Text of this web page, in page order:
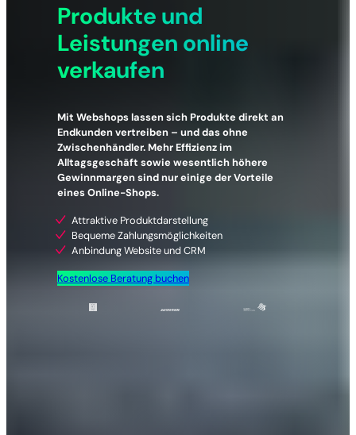
Produkte und
Leistungen online
verkaufen
Mit Webshops lassen sich Produkte direkt an
Endkunden vertreiben – und das ohne
Zwischenhändler. Mehr Effizienz im
Alltagsgeschäft sowie wesentlich höhere
Gewinnmargen sind nur einige der Vorteile
eines Online-Shops.
Attraktive Produktdarstellung
Bequeme Zahlungsmöglichkeiten
Anbindung Website und CRM
Kostenlose Beratung buchen